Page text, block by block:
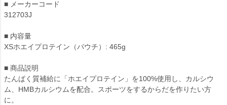
■ メーカーコード
312703J
■ 内容量
XSホエイプロテイン（パウチ）: 465g
■ 商品説明
たんぱく質補給に「ホエイプロテイン」を100%使用し、カルシウ
ム、HMBカルシウムを配合。スポーツをするからだを作りたい方
に。